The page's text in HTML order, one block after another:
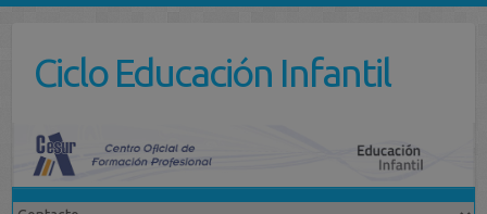
contenidoCiclo Educación Infantil